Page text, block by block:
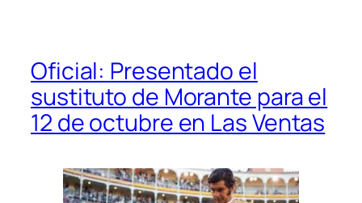
Oficial: Presentado el
sustituto de Morante para el
12 de octubre en Las Ventas